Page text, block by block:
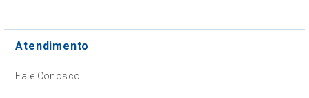
Atendimento
Fale Conosco